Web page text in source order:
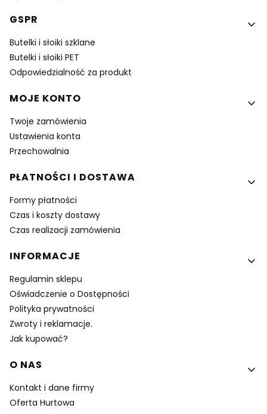
GSPR
Butelki i słoiki szklane
Butelki i słoiki PET
Odpowiedzialność za produkt
MOJE KONTO
Twoje zamówienia
Ustawienia konta
Przechowalnia
PŁATNOŚCI I DOSTAWA
Formy płatności
Czas i koszty dostawy
Czas realizacji zamówienia
INFORMACJE
Regulamin sklepu
Oświadczenie o Dostępności
Polityka prywatności
Zwroty i reklamacje.
Jak kupować?
O NAS
Kontakt i dane firmy
Oferta Hurtowa